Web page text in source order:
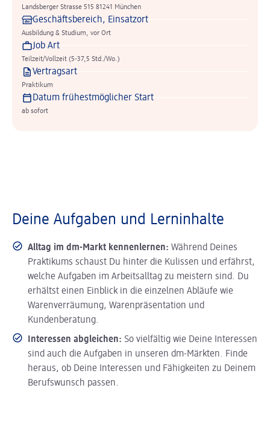
Landsberger Strasse 515 81241 München
Geschäftsbereich, Einsatzort
Ausbildung & Studium, vor Ort
Job Art
Teilzeit/Vollzeit (5-37,5 Std./Wo.)
Vertragsart
Praktikum
Datum frühestmöglicher Start
ab sofort
Deine Aufgaben und Lerninhalte
Alltag im dm-Markt kennenlernen: Während Deines
Praktikums schaust Du hinter die Kulissen und erfährst,
welche Aufgaben im Arbeitsalltag zu meistern sind. Du
erhältst einen Einblick in die einzelnen Abläufe wie
Warenverräumung, Warenpräsentation und
Kundenberatung.
Interessen abgleichen: So vielfältig wie Deine Interessen
sind auch die Aufgaben in unseren dm-Märkten. Finde
heraus, ob Deine Interessen und Fähigkeiten zu Deinem
Berufswunsch passen.